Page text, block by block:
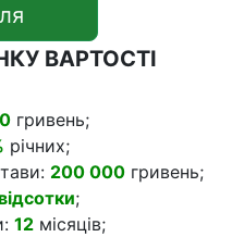
ВАРТОСТІ
гривень;
річних;
200 000 гривень;
;
12 місяців;